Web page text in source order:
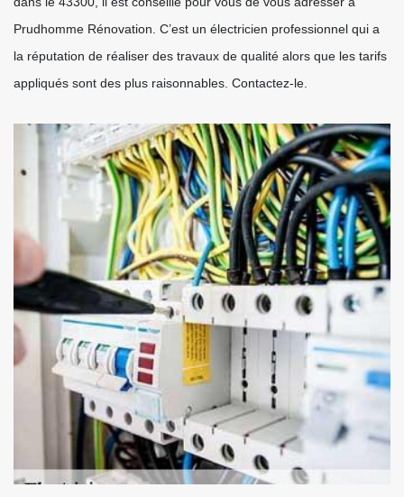
Prudhomme Rénovation. C’est un électricien professionnel qui a
la réputation de réaliser des travaux de qualité alors que les tarifs
appliqués sont des plus raisonnables. Contactez-le.